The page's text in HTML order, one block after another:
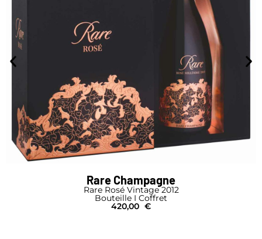
Rare Champagne
Rare Rosé Vintage 2012
Bouteille I Coffret
420,00 €